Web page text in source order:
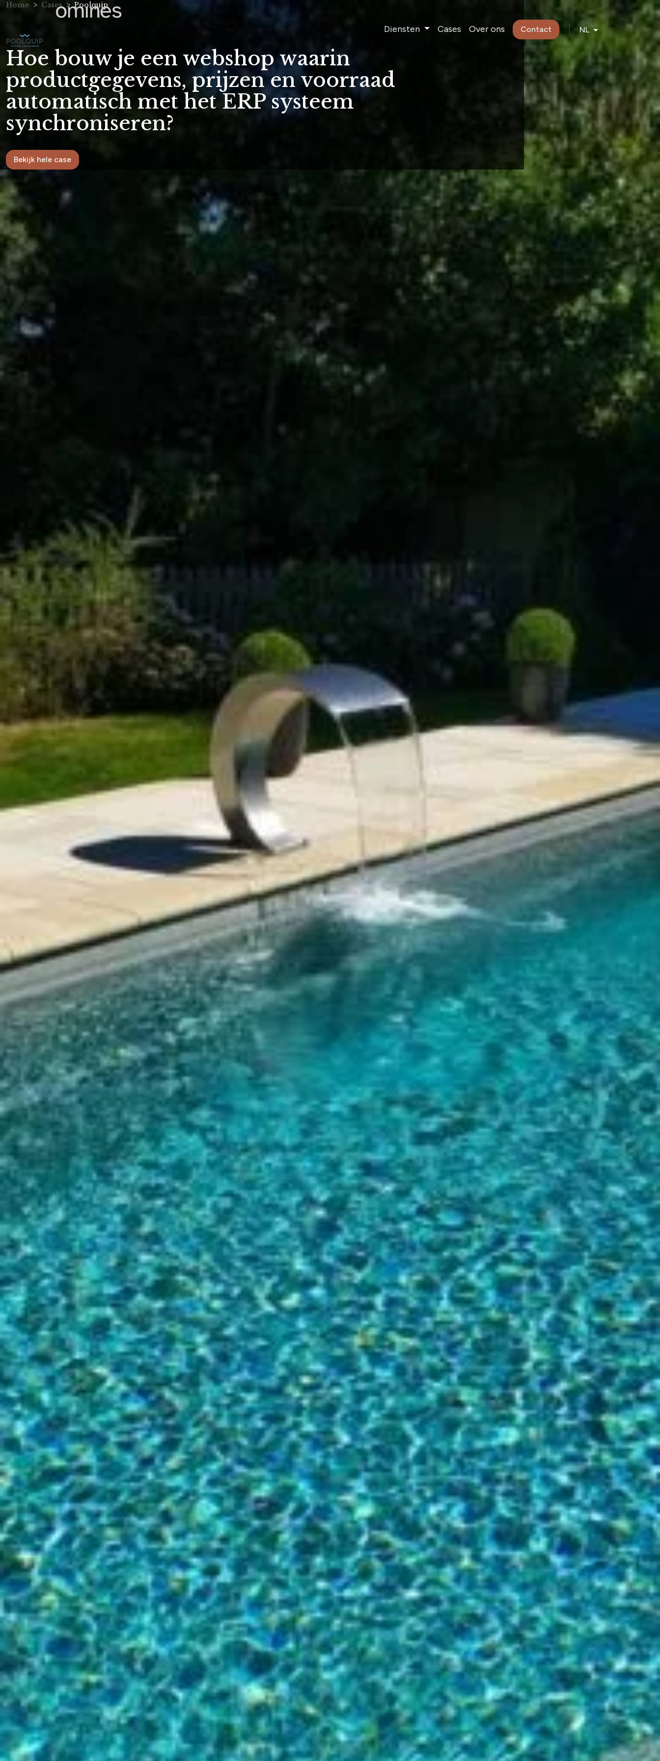
Diensten Cases Over ons Contact NL
Home Cases Poolquip
Hoe bouw je een webshop waarin
productgegevens, prijzen en voorraad
automatisch met het ERP systeem
synchroniseren?
Bekijk hele case